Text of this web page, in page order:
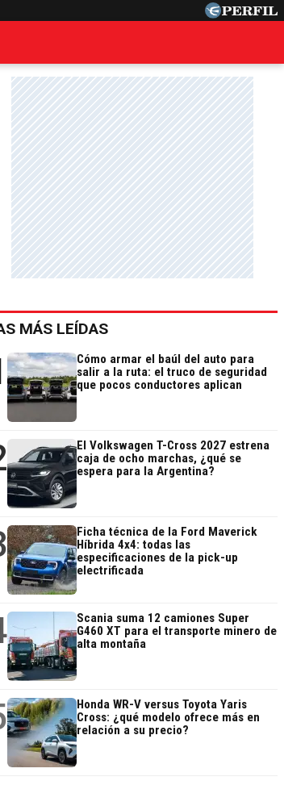
MÁS LEÍDAS
Cómo armar el baúl del auto para
salir a la ruta: el truco de seguridad
que pocos conductores aplican
El Volkswagen T-Cross 2027 estrena
caja de ocho marchas, ¿qué se
espera para la Argentina?
Ficha técnica de la Ford Maverick
Híbrida 4x4: todas las
especificaciones de la pick-up
electrificada
Scania suma 12 camiones Super
G460 XT para el transporte minero de
alta montaña
Honda WR-V versus Toyota Yaris
Cross: ¿qué modelo ofrece más en
relación a su precio?